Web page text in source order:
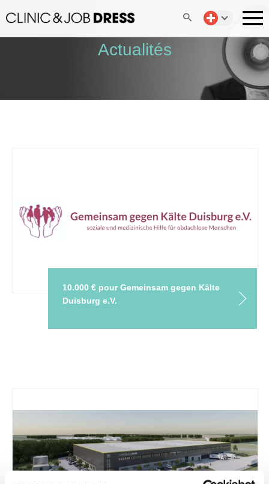
Actualités
10.000 € pour Gemeinsam gegen Kälte
Duisburg e.V.